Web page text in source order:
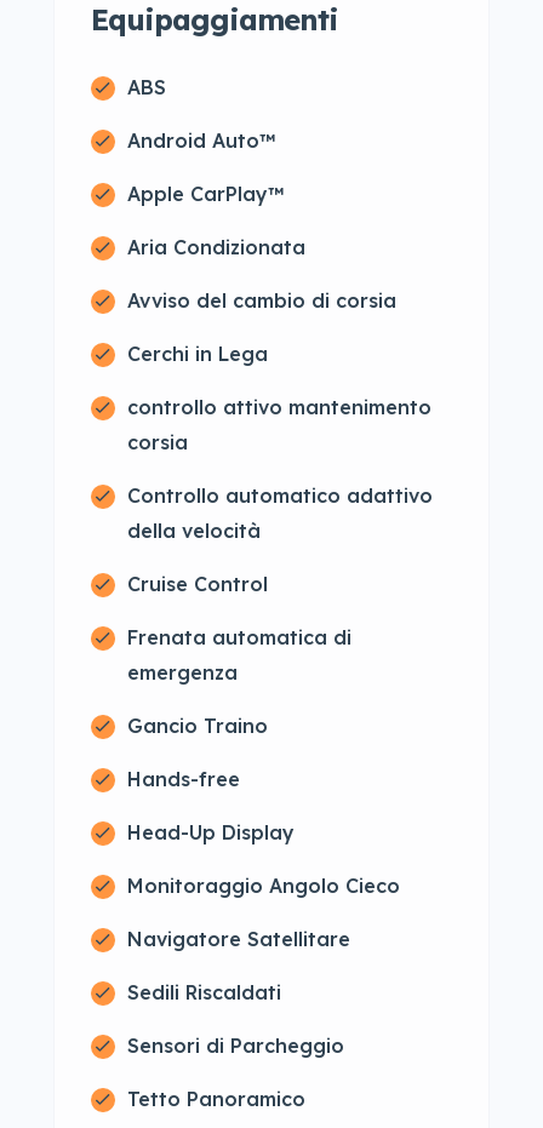
Equipaggiamenti
ABS
Android Auto™
Apple CarPlay™
Aria Condizionata
Avviso del cambio di corsia
Cerchi in Lega
controllo attivo mantenimento
corsia
Controllo automatico adattivo
della velocità
Cruise Control
Frenata automatica di
emergenza
Gancio Traino
Hands-free
Head-Up Display
Monitoraggio Angolo Cieco
Navigatore Satellitare
Sedili Riscaldati
Sensori di Parcheggio
Tetto Panoramico